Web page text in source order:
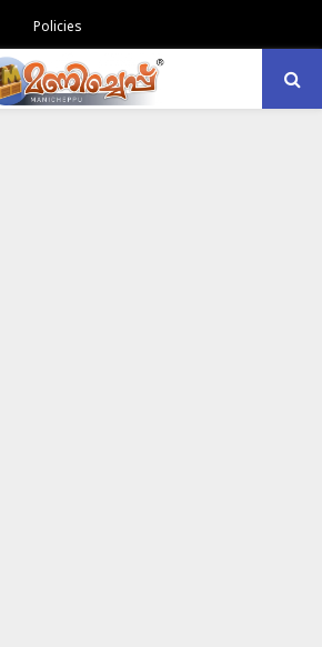
Policies